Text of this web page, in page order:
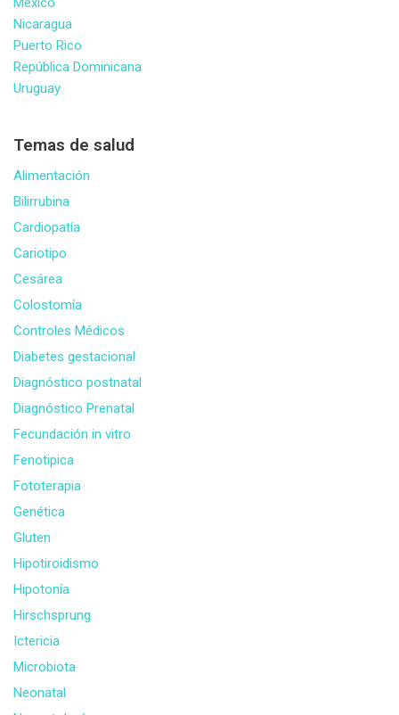
Nicaragua
Puerto Rico
República Dominicana
Uruguay
Temas de salud
Alimentación
Bilirrubina
Cardiopatía
Cariotipo
Cesárea
Colostomía
Controles Médicos
Diabetes gestacional
Diagnóstico postnatal
Diagnóstico Prenatal
Fecundación in vitro
Fenotipica
Fototerapia
Genética
Gluten
Hipotiroidismo
Hipotonía
Hirschsprung
Ictericia
Microbiota
Neonatal